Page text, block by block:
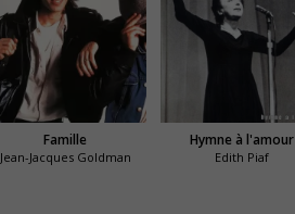
Famille
Jean-Jacques Goldman
Hymne à l'amour
Edith Piaf